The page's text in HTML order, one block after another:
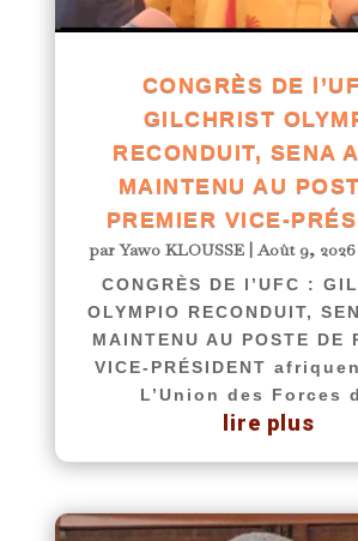
CONGRÈS DE
GILCHRIST
RECONDUIT, SENA
MAINTENU AU
PREMIER VICE-
parYawo KLOUSSE|Août 9, 2026
CONGRÈS DE l’UFC :
OLYMPIO RECONDUIT,
MAINTENU AU POSTE DE
VICE-PRÉSIDENT
L’Union des Forces
lire plus